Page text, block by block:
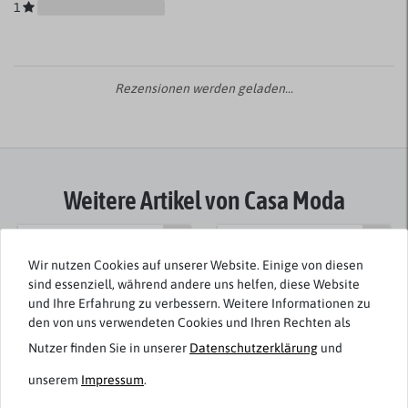
1
Rezensionen werden geladen...
Weitere Artikel von Casa Moda
Wir nutzen Cookies auf unserer Website. Einige von diesen
sind essenziell, während andere uns helfen, diese Website
und Ihre Erfahrung zu verbessern. Weitere Informationen zu
den von uns verwendeten Cookies und Ihren Rechten als
Nutzer finden Sie in unserer Daten­schutz­erklärung und
unserem Impressum.